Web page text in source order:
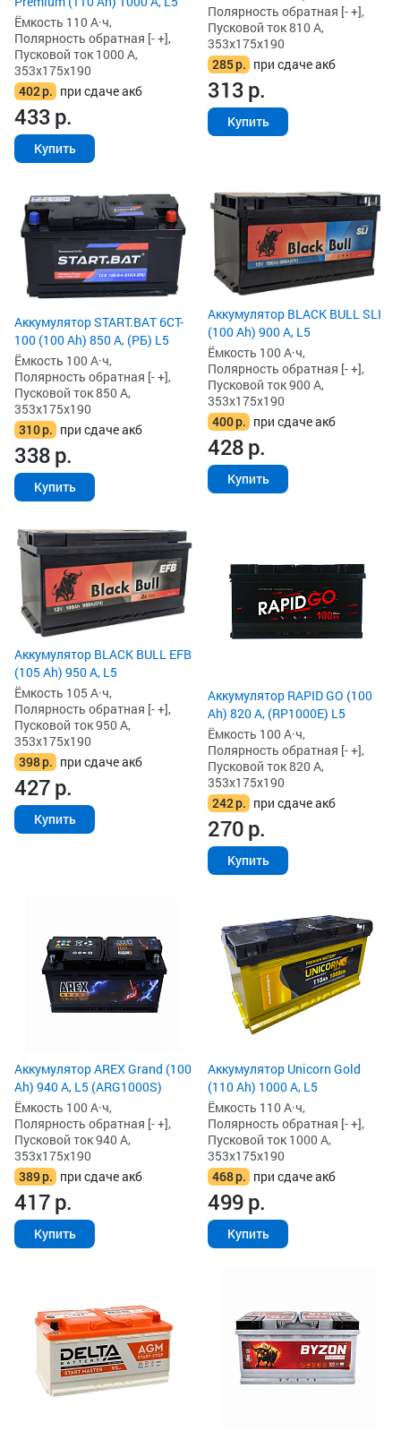
Ёмкость 110 А·ч,
Полярность обратная [- +],
Пусковой ток 1000 А,
353x175x190
402р. при сдаче акб
433р.
Купить
Полярность обратная [- +],
Пусковой ток 810 А,
353x175x190
285р. при сдаче акб
313р.
Купить
Аккумулятор START.BAT 6CT-
100 (100 Ah) 850 А, (РБ) L5
Ёмкость 100 А·ч,
Полярность обратная [- +],
Пусковой ток 850 А,
353x175x190
310р. при сдаче акб
338р.
Купить
Аккумулятор BLACK BULL SLI
(100 Ah) 900 А, L5
Ёмкость 100 А·ч,
Полярность обратная [- +],
Пусковой ток 900 А,
353x175x190
400р. при сдаче акб
428р.
Купить
Аккумулятор BLACK BULL EFB
(105 Ah) 950 А, L5
Ёмкость 105 А·ч,
Полярность обратная [- +],
Пусковой ток 950 А,
353x175x190
398р. при сдаче акб
427р.
Купить
Аккумулятор RAPID GO (100
Ah) 820 А, (RP1000E) L5
Ёмкость 100 А·ч,
Полярность обратная [- +],
Пусковой ток 820 А,
353x175x190
242р. при сдаче акб
270р.
Купить
Аккумулятор AREX Grand (100
Ah) 940 А, L5 (ARG1000S)
Ёмкость 100 А·ч,
Полярность обратная [- +],
Пусковой ток 940 А,
353x175x190
389р. при сдаче акб
417р.
Купить
Аккумулятор Unicorn Gold
(110 Ah) 1000 А, L5
Ёмкость 110 А·ч,
Полярность обратная [- +],
Пусковой ток 1000 А,
353x175x190
468р. при сдаче акб
499р.
Купить